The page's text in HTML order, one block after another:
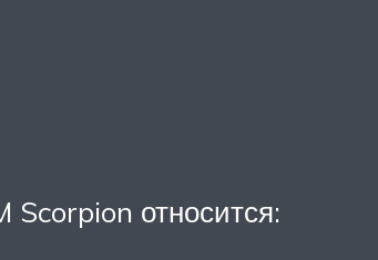
относится: